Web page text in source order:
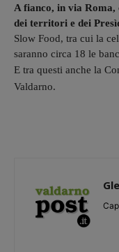
A fianco, in via
dei territori e dei
Slow Food, tra cui la
saranno circa 18 le
E tra questi anche la
Valdarno.